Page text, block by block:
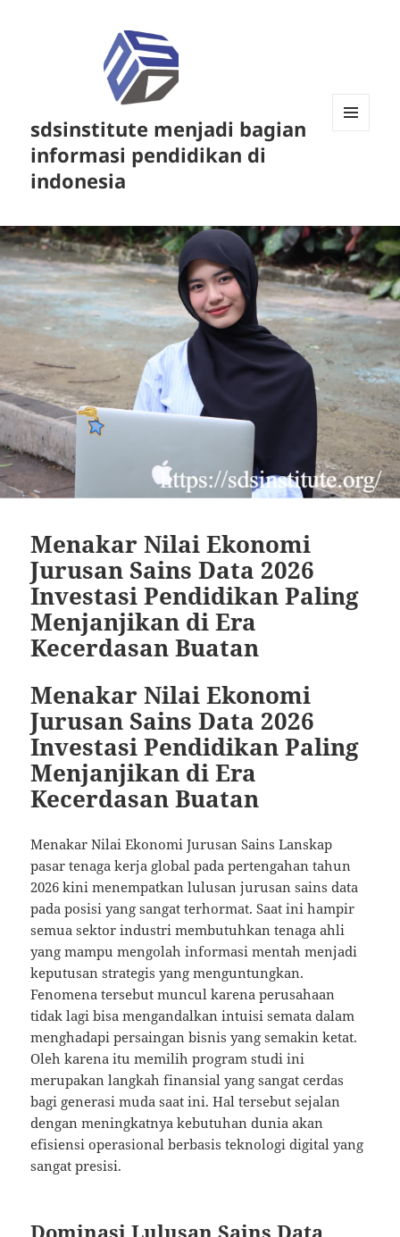
sdsinstitute menjadi bagian
informasi pendidikan di
indonesia
Menakar Nilai Ekonomi
Jurusan Sains Data 2026
Investasi Pendidikan Paling
Menjanjikan di Era
Kecerdasan Buatan
Menakar Nilai Ekonomi
Jurusan Sains Data 2026
Investasi Pendidikan Paling
Menjanjikan di Era
Kecerdasan Buatan
Menakar Nilai Ekonomi Jurusan Sains Lanskap
pasar tenaga kerja global pada pertengahan tahun
2026 kini menempatkan lulusan jurusan sains data
pada posisi yang sangat terhormat. Saat ini hampir
semua sektor industri membutuhkan tenaga ahli
yang mampu mengolah informasi mentah menjadi
keputusan strategis yang menguntungkan.
Fenomena tersebut muncul karena perusahaan
tidak lagi bisa mengandalkan intuisi semata dalam
menghadapi persaingan bisnis yang semakin ketat.
Oleh karena itu memilih program studi ini
merupakan langkah finansial yang sangat cerdas
bagi generasi muda saat ini. Hal tersebut sejalan
dengan meningkatnya kebutuhan dunia akan
efisiensi operasional berbasis teknologi digital yang
sangat presisi.
Dominasi Lulusan Sains Data